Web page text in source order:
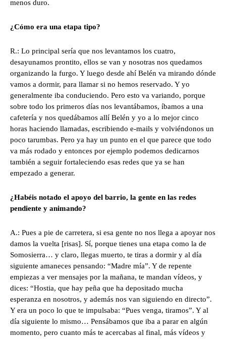
menos duro.
¿Cómo era una etapa tipo?
R.: Lo principal sería que nos levantamos los cuatro,
desayunamos prontito, ellos se van y nosotras nos quedamos
organizando la furgo. Y luego desde ahí Belén va mirando dónde
vamos a dormir, para llamar si no hemos reservado. Y yo
generalmente iba conduciendo. Pero esto va variando, porque
sobre todo los primeros días nos levantábamos, íbamos a una
cafetería y nos quedábamos allí Belén y yo a lo mejor cinco
horas haciendo llamadas, escribiendo e-mails y volviéndonos un
poco tarumbas. Pero ya hay un punto en el que parece que todo
va más rodado y entonces por ejemplo podemos dedicarnos
también a seguir fortaleciendo esas redes que ya se han
empezado a generar.
¿Habéis notado el apoyo del barrio, la gente en las redes
pendiente y animando?
A.: Pues a pie de carretera, si esa gente no nos llega a apoyar nos
damos la vuelta [risas]. Sí, porque tienes una etapa como la de
Somosierra… y claro, llegas muerto, te tiras a dormir y al día
siguiente amaneces pensando: “Madre mía”. Y de repente
empiezas a ver mensajes por la mañana, te mandan vídeos, y
dices: “Hostia, que hay peña que ha depositado mucha
esperanza en nosotros, y además nos van siguiendo en directo”.
Y era un poco lo que te impulsaba: “Pues venga, tiramos”. Y al
día siguiente lo mismo… Pensábamos que iba a parar en algún
momento, pero cuanto más te acercabas al final, más vídeos y